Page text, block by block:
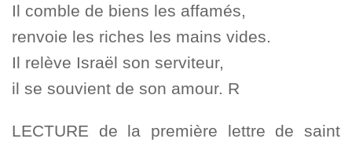
Il comble de biens les affamés,
renvoie les riches les mains vides.
Il relève Israël son serviteur,
il se souvient de son amour. R
LECTURE de la première lettre de saint